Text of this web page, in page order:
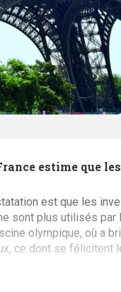
estime que
est que les
sont plus utilisés
olympique, où a
ce dont se félicitent